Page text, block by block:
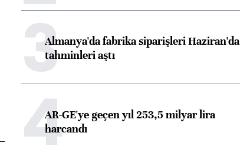
3Almanya'da fabrika siparişleri Haziran'da
tahminleri aştı
4AR-GE'ye geçen yıl 253,5 milyar lira
harcandı